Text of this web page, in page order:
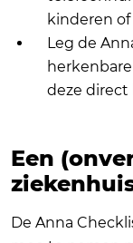
kinderen
Leg de
deze direct
Een
De Anna